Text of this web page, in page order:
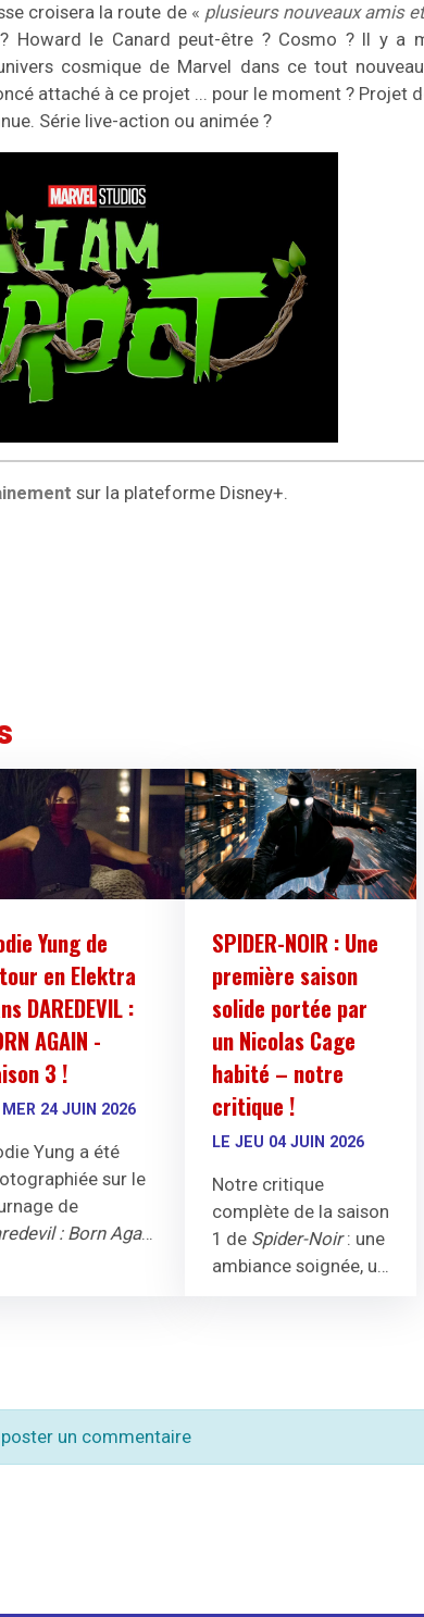
croisera la route de « plusieurs nouveaux amis
Howard le Canard peut-être ? Cosmo ? Il y a
cosmique de Marvel dans ce tout
attaché à ce projet ... pour le moment ? Projet
Série live-action ou animée ?
sur la plateforme Disney+.
Yung de
en Elektra
DAREDEVIL :
AGAIN -
3 !
MER 24 JUIN 2026
Yung a été
sur le
de
: Born Again
SPIDER-NOIR : Une
première saison
solide portée par
un Nicolas Cage
habité – notre
critique !
LE JEU 04 JUIN 2026
Notre critique
complète de la saison
1 de Spider-Noir: une
ambiance soignée, un
un commentaire